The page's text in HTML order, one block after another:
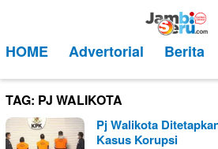
kontenMobile
HOME Advertorial Berita
TAG: PJ WALIKOTA
Pj Walikota
Kasus Korupsi